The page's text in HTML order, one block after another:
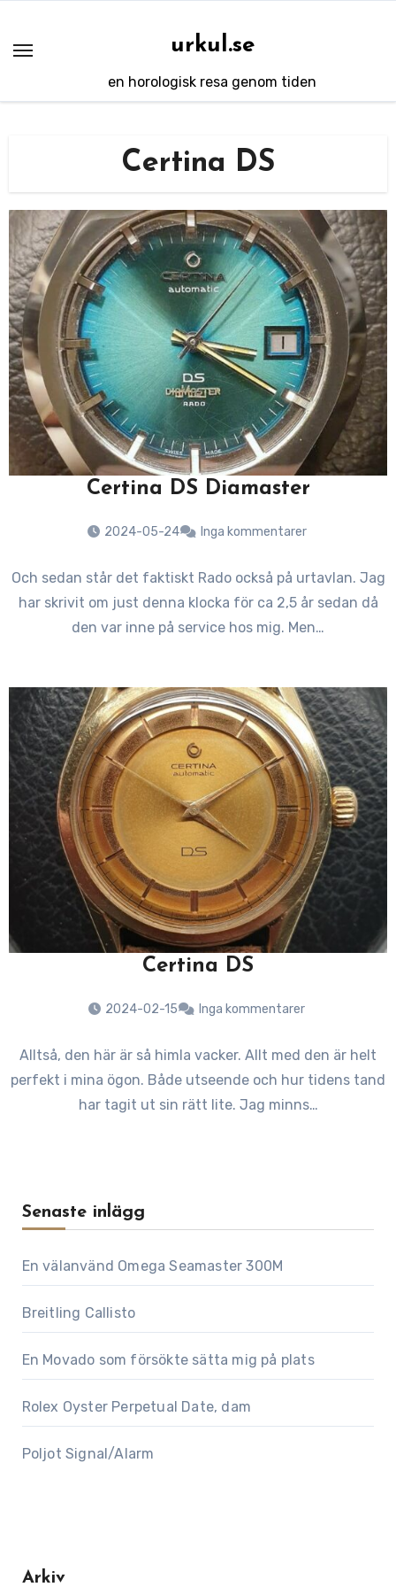
innehåll
urkul.se
en horologisk resa genom tiden
Certina DS
Certina DS Diamaster
2024-05-24 Inga kommentarer
Och sedan står det faktiskt Rado också på urtavlan. Jag
har skrivit om just denna klocka för ca 2,5 år sedan då
den var inne på service hos mig. Men…
Certina DS
2024-02-15 Inga kommentarer
Alltså, den här är så himla vacker. Allt med den är helt
perfekt i mina ögon. Både utseende och hur tidens tand
har tagit ut sin rätt lite. Jag minns…
Senaste inlägg
En välanvänd Omega Seamaster 300M
Breitling Callisto
En Movado som försökte sätta mig på plats
Rolex Oyster Perpetual Date, dam
Poljot Signal/Alarm
Arkiv